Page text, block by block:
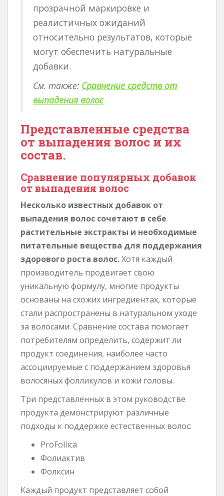
прозрачной маркировке и
реалистичных ожиданий
относительно результатов, которые
могут обеспечить натуральные
добавки.
См. также: Сравнение средств от
выпадения волос
Представленные средства
от выпадения волос и их
состав.
Сравнение популярных добавок
от выпадения волос
Несколько известных добавок от
выпадения волос сочетают в себе
растительные экстракты и необходимые
питательные вещества для поддержания
здорового роста волос.Хотя каждый
производитель продвигает свою
уникальную формулу, многие продукты
основаны на схожих ингредиентах, которые
стали распространены в натуральном уходе
за волосами. Сравнение состава помогает
потребителям определить, содержит ли
продукт соединения, наиболее часто
ассоциируемые с поддержанием здоровья
волосяных фолликулов и кожи головы.
Три представленных в этом руководстве
продукта демонстрируют различные
подходы к поддержке естественных волос:
ProFollica
Фолиактив
Фолксин
Каждый продукт представляет собой